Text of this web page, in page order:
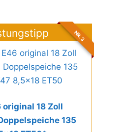
NR. 3
original 18 Zoll
135